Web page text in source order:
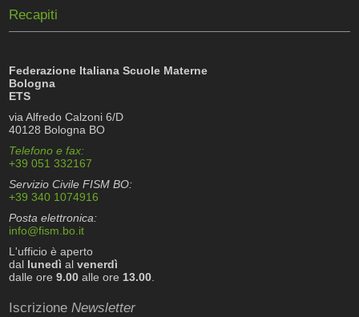
Recapiti
Federazione Italiana Scuole Materne
Bologna
ETS
via Alfredo Calzoni 6/D
40128 Bologna BO
Telefono e fax:
+39 051 332167
Servizio Civile FISM BO:
+39 340 1074916
Posta elettronica:
info@fism.bo.it
L'ufficio è aperto
dal lunedì alvenerdì
dalle ore9.00 alle ore 13.00
IscrizioneNewsletter